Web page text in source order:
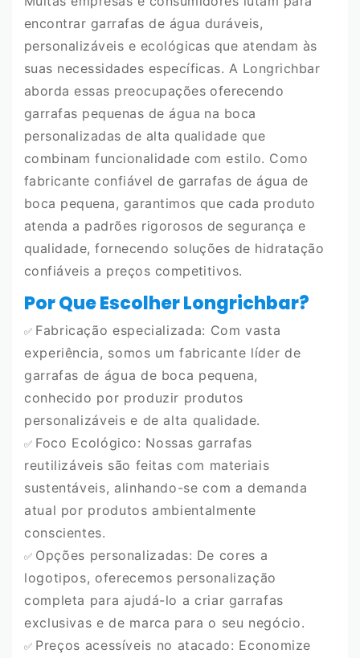
encontrar garrafas de água duráveis,
personalizáveis ​​e ecológicas que atendam às
suas necessidades específicas. A Longrichbar
aborda essas preocupações oferecendo
garrafas pequenas de água na boca
personalizadas de alta qualidade que
combinam funcionalidade com estilo. Como
fabricante confiável de garrafas de água de
boca pequena, garantimos que cada produto
atenda a padrões rigorosos de segurança e
qualidade, fornecendo soluções de hidratação
confiáveis ​​a preços competitivos.
Por Que Escolher Longrichbar?
✅ Fabricação especializada: Com vasta
experiência, somos um fabricante líder de
garrafas de água de boca pequena,
conhecido por produzir produtos
personalizáveis ​​e de alta qualidade.
✅ Foco Ecológico: Nossas garrafas
reutilizáveis ​​são feitas com materiais
sustentáveis, alinhando-se com a demanda
atual por produtos ambientalmente
conscientes.
✅ Opções personalizadas: De cores a
logotipos, oferecemos personalização
completa para ajudá-lo a criar garrafas
exclusivas e de marca para o seu negócio.
✅ Preços acessíveis no atacado: Economize